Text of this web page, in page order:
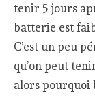
tenir 5 jours
batterie est
C’est un peu
qu’on peut
alors pourquoi